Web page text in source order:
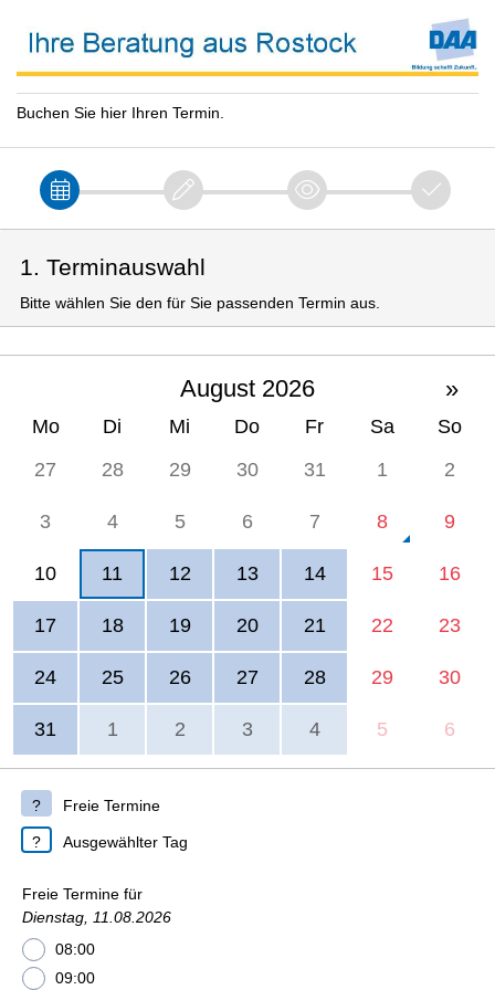
Buchen Sie hier Ihren Termin.
1. Terminauswahl
Bitte wählen Sie den für Sie passenden Termin aus.
August 2026 »
Mo Di Mi Do Fr Sa
So
27
28 29 30 31 1 2
3 4 5 6 7 8 9
10 11 12 13 14 15 16
17 18 19 20 21 22 23
24 25 26 27 28 29 30
31 1 2 3 4 5 6
Freie Termine
Ausgewählter Tag
Freie Termine für
Dienstag, 11.08.2026
08:00
09:00